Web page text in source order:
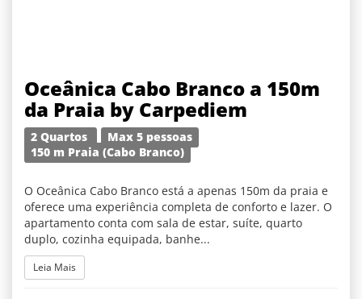
Oceânica Cabo Branco a 150m
da Praia by Carpediem
2 Quartos
Max 5 pessoas
150 m Praia (Cabo Branco)
O Oceânica Cabo Branco está a apenas 150m da praia e
oferece uma experiência completa de conforto e lazer. O
apartamento conta com sala de estar, suíte, quarto
duplo, cozinha equipada, banhe...
Leia Mais